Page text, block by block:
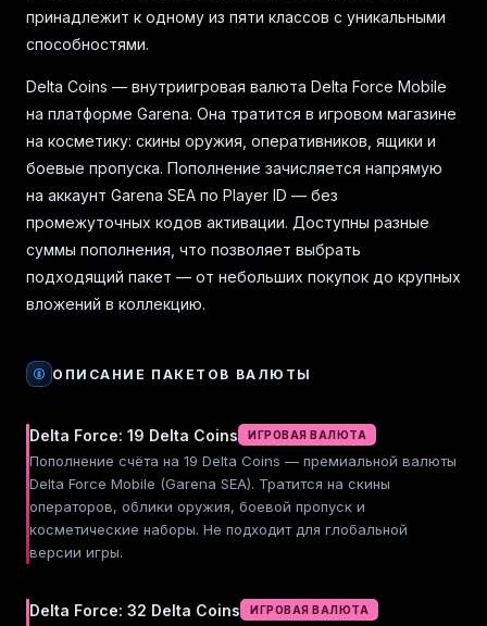
принадлежит к одному из пяти классов с уникальными
способностями.
Delta Coins — внутриигровая валюта Delta Force Mobile
на платформе Garena. Она тратится в игровом магазине
на косметику: скины оружия, оперативников, ящики и
боевые пропуска. Пополнение зачисляется напрямую
на аккаунт Garena SEA по Player ID — без
промежуточных кодов активации. Доступны разные
суммы пополнения, что позволяет выбрать
подходящий пакет — от небольших покупок до крупных
вложений в коллекцию.
ОПИСАНИЕ ПАКЕТОВ ВАЛЮТЫ
Delta Force: 19 Delta Coins ИГРОВАЯ ВАЛЮТА
Пополнение счёта на 19 Delta Coins — премиальной валюты
Delta Force Mobile (Garena SEA). Тратится на скины
операторов, облики оружия, боевой пропуск и
косметические наборы. Не подходит для глобальной
версии игры.
Delta Force: 32 Delta Coins ИГРОВАЯ ВАЛЮТА